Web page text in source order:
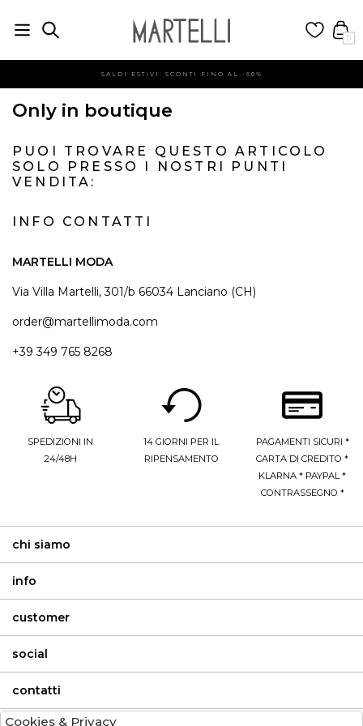
0
SALDI ESTIVI: SCONTI FINO AL -60%
Only in boutique
PUOI TROVARE QUESTO ARTICOLO
SOLO PRESSO I NOSTRI PUNTI
VENDITA:
INFO CONTATTI
MARTELLI MODA
Via Villa Martelli, 301/b 66034 Lanciano (CH)
order@martellimoda.com
+39 349 765 8268
SPEDIZIONI IN
24/48H
14 GIORNI PER IL
RIPENSAMENTO
PAGAMENTI SICURI *
CARTA DI CREDITO *
KLARNA * PAYPAL *
CONTRASSEGNO *
chi siamo
info
customer
social
contatti
Cookies & Privacy